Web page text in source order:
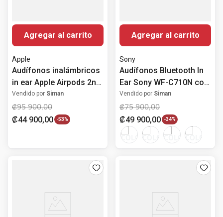
Agregar al carrito
Apple
Audífonos inalámbricos
in ear Apple Airpods 2nd
gen
Vendido por Siman
₡95 900,00
₡44 900,00 -53%
Agregar al carrito
Sony
Audífonos Bluetooth In
Ear Sony WF-C710N con
Noise Cancelling
Vendido por Siman
₡75 900,00
₡49 900,00 -34%